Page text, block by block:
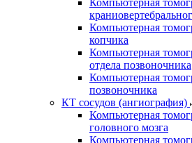
Компьютерная
Компьютерная
копчика
Компьютерная
отдела позвоночника
Компьютерная
позвоночника
КТ сосудов (ангиография)
Компьютерная
головного мозга
Компьютерная